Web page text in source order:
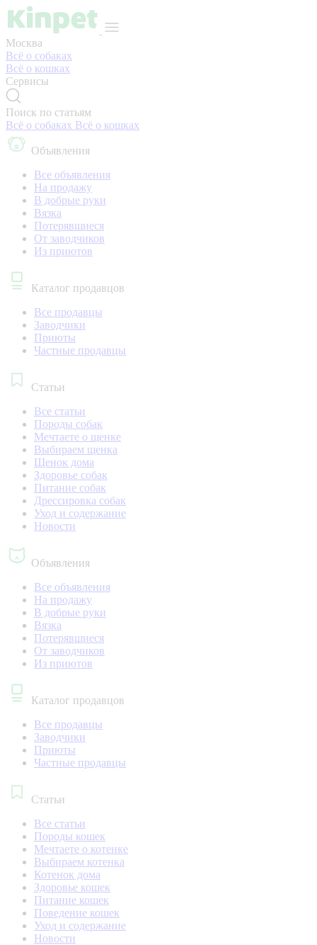
Москва
Всё о собаках
Всё о кошках
Сервисы
Поиск по статьям
Всё о собаках Всё о кошках
Объявления
Все объявления
На продажу
В добрые руки
Вязка
Потерявшиеся
От заводчиков
Из приютов
Каталог продавцов
Все продавцы
Заводчики
Приюты
Частные продавцы
Статьи
Все статьи
Породы собак
Мечтаете о щенке
Выбираем щенка
Щенок дома
Здоровье собак
Питание собак
Дрессировка собак
Уход и содержание
Новости
Объявления
Все объявления
На продажу
В добрые руки
Вязка
Потерявшиеся
От заводчиков
Из приютов
Каталог продавцов
Все продавцы
Заводчики
Приюты
Частные продавцы
Статьи
Все статьи
Породы кошек
Мечтаете о котенке
Выбираем котенка
Котенок дома
Здоровье кошек
Питание кошек
Поведение кошек
Уход и содержание
Новости